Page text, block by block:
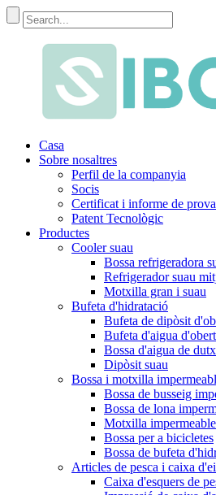
Casa
Sobre nosaltres
Perfil de la companyia
Socis
Certificat i informe de prova
Patent Tecnològic
Productes
Cooler suau
Bossa refrigeradora
Refrigerador suau
Motxilla gran i suau
Bufeta d'hidratació
Bufeta de dipòsit
Bufeta d'aigua
Bossa d'aigua de
Dipòsit suau
Bossa i motxilla
Bossa de busseig
Bossa de lona
Motxilla
Bossa per a bicicletes
Bossa de bufeta
Articles de pesca i caixa
Caixa d'esquers de